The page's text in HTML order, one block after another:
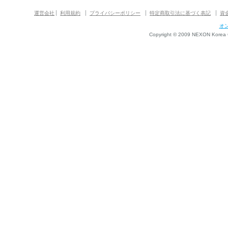
運営会社 利用規約 プライバシーポリシー 特定商取引法に基づく表記 資
オ
Copyright © 2009 NEXON Korea